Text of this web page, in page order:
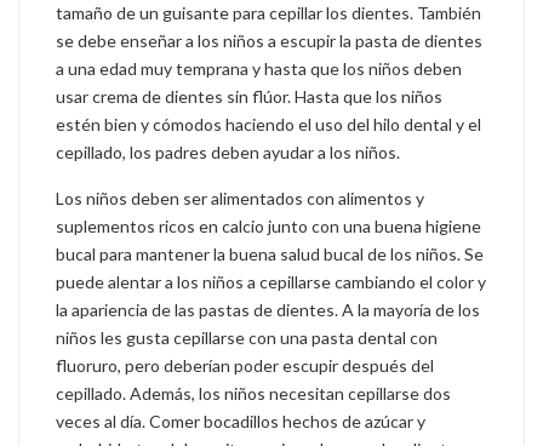
tamaño de un guisante para cepillar los dientes. También
se debe enseñar a los niños a escupir la pasta de dientes
a una edad muy temprana y hasta que los niños deben
usar crema de dientes sin flúor. Hasta que los niños
estén bien y cómodos haciendo el uso del hilo dental y el
cepillado, los padres deben ayudar a los niños.
Los niños deben ser alimentados con alimentos y
suplementos ricos en calcio junto con una buena higiene
bucal para mantener la buena salud bucal de los niños. Se
puede alentar a los niños a cepillarse cambiando el color y
la apariencia de las pastas de dientes. A la mayoría de los
niños les gusta cepillarse con una pasta dental con
fluoruro, pero deberían poder escupir después del
cepillado. Además, los niños necesitan cepillarse dos
veces al día. Comer bocadillos hechos de azúcar y